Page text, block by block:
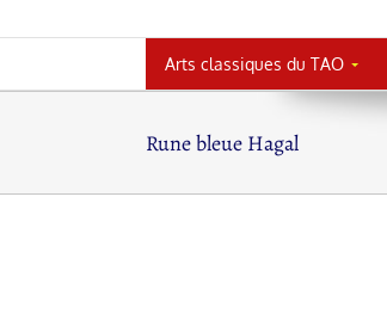
Arts classiques du TAO
Rune bleue Hagal